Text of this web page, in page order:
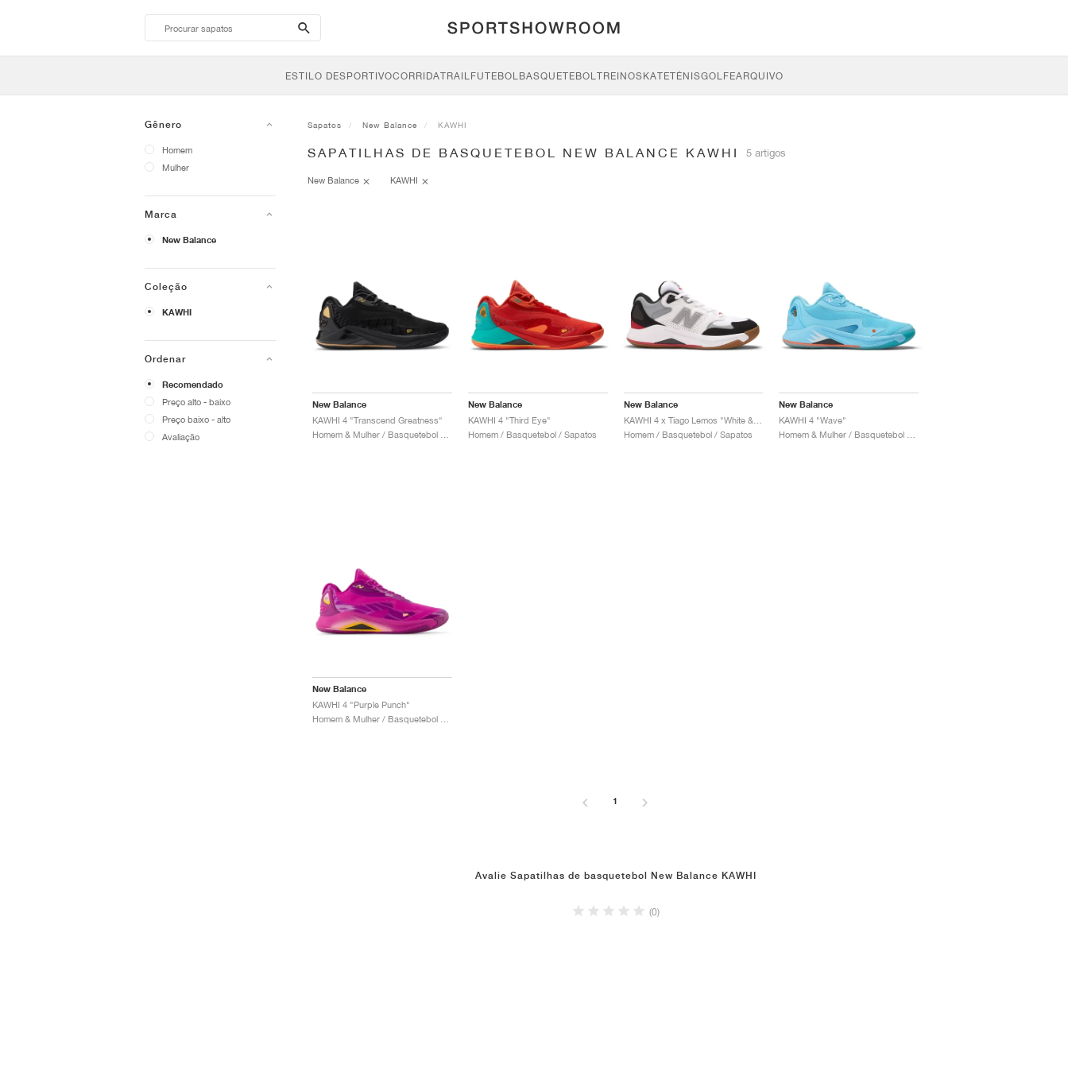
search-
btn
ESTILO DESPORTIVOCORRIDATRAILFUTEBOLBASQUETEBOLTREINOSKATETÉNISGOLFEARQUIVO
Gênero
Homem
Mulher
Marca
New Balance
Coleção
KAWHI
Ordenar
Recomendado
Preço alto - baixo
Preço baixo - alto
Avaliação
Sapatos New Balance KAWHI
SAPATILHAS DE BASQUETEBOL NEW BALANCE KAWHI 5 artigos
New Balance KAWHI
New Balance
KAWHI 4 "Transcend Greatness"
New Balance
KAWHI 4 "Third Eye"
Homem / Basquetebol / Sapatos
New Balance
Homem / Basquetebol / Sapatos
New Balance
KAWHI 4 "Wave"
New Balance
KAWHI 4 "Purple Punch"
1
Avalie Sapatilhas de basquetebol New Balance KAWHI
(0)